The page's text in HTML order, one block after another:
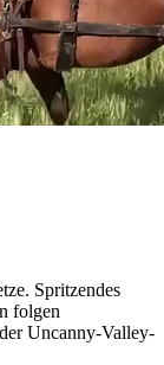
Spritzendes
folgen
Uncanny-Valley-